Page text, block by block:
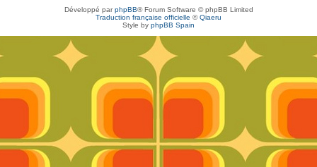
Développé parphpBB® Forum Software © phpBB Limited
Traduction française officielle ©Qiaeru
Style by phpBB Spain